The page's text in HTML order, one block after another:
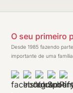
O seu primeiro
Desde 1985 fazendo
importante de uma